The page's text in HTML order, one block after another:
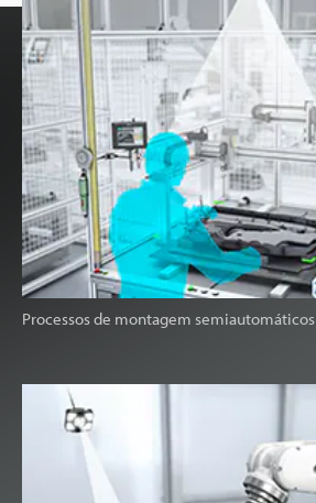
Processos de montagem semiautomáticos